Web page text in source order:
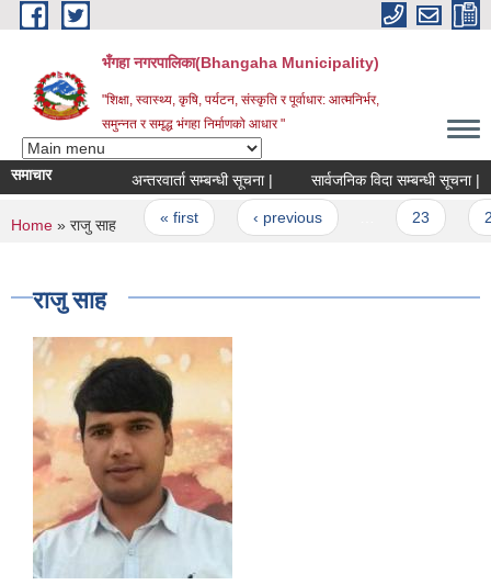
Skip to main content
भँगहा नगरपालिका(Bhangaha Municipality)
"शिक्षा, स्वास्थ्य, कृषि, पर्यटन, संस्कृति र पूर्वाधार: आत्मनिर्भर,
समुन्नत र समृद्ध भंगहा निर्माणको आधार "
समाचार अन्तरवार्ता सम्बन्धी सूचना | सार्वजनिक विदा सम्बन्धी सूचना |
Pages
« first ‹ previous
You are here
Home » राजु साह
राजु साह